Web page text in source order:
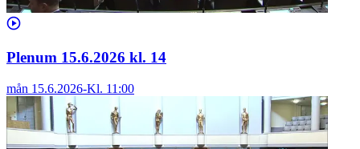
Plenum 15.6.2026 kl. 14
mån 15.6.2026-Kl. 11:00